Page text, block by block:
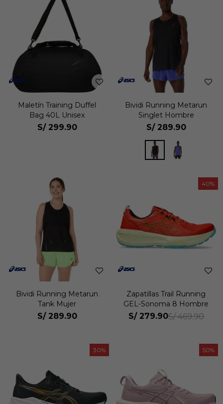
Maletín Training Duffel
Bag 40L Unisex
S/ 299.90
Bividi Running Metarun
Singlet Hombre
S/ 289.90
Bividi Running Metarun
Tank Mujer
S/ 289.90
40
Zapatillas Trail Running
GEL-Sonoma 8 Hombre
S/ 279.90S/ 469.90
30 50